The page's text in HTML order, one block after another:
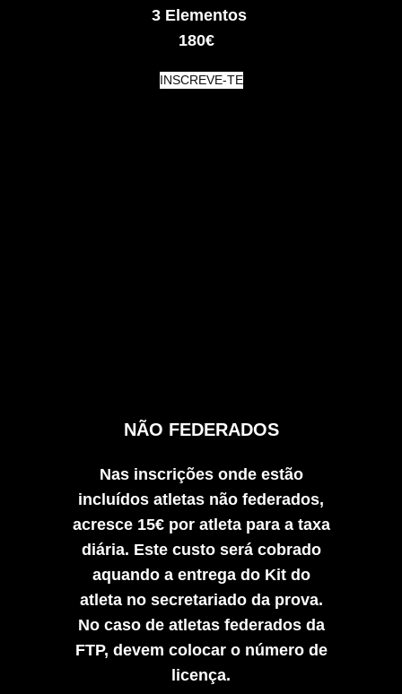
3 Elementos
180€
INSCREVE-TE
NÃO FEDERADOS
Nas inscrições onde estão
incluídos atletas não federados,
acresce 15€ por atleta para a taxa
diária. Este custo será cobrado
aquando a entrega do Kit do
atleta no secretariado da prova.
No caso de atletas federados da
FTP, devem colocar o número de
licença.